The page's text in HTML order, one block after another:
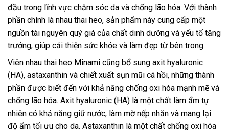
đầu trong lĩnh vực chăm sóc da và chống lão hóa. Với thành
phần chính là nhau thai heo, sản phẩm này cung cấp một
nguồn tài nguyên quý giá của chất dinh dưỡng và yếu tố tăng
trưởng, giúp cải thiện sức khỏe và làm đẹp từ bên trong.
Viên nhau thai heo Minami cũng bổ sung axit hyaluronic
(HA), astaxanthin và chiết xuất sụn mũi cá hồi, những thành
phần được biết đến với khả năng chống oxi hóa mạnh mẽ và
chống lão hóa. Axit hyaluronic (HA) là một chất làm ẩm tự
nhiên có khả năng giữ nước, làm mờ nếp nhăn và mang lại
độ ẩm tối ưu cho da. Astaxanthin là một chất chống oxi hóa